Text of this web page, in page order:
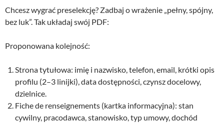
Chcesz wygrać preselekcję? Zadbaj o wrażenie „pełny, spójny,
bez luk”. Tak układaj swój PDF:
Proponowana kolejność:
Strona tytułowa: imię i nazwisko, telefon, email, krótki opis
profilu (2–3 linijki), data dostępności, czynsz docelowy,
dzielnice.
Fiche de renseignements (kartka informacyjna): stan
cywilny, pracodawca, stanowisko, typ umowy, dochód